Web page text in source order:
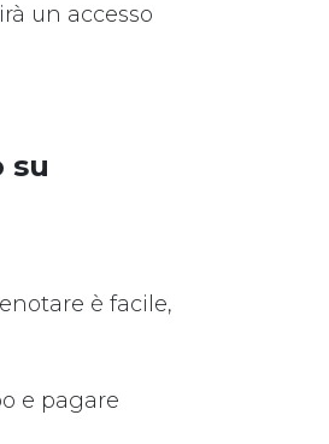
un accesso
su
è facile,
e pagare